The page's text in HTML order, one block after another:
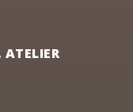
ATELIER